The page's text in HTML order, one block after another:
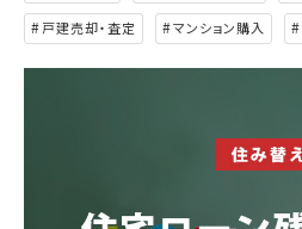
戸建売却・査定 マンション購入